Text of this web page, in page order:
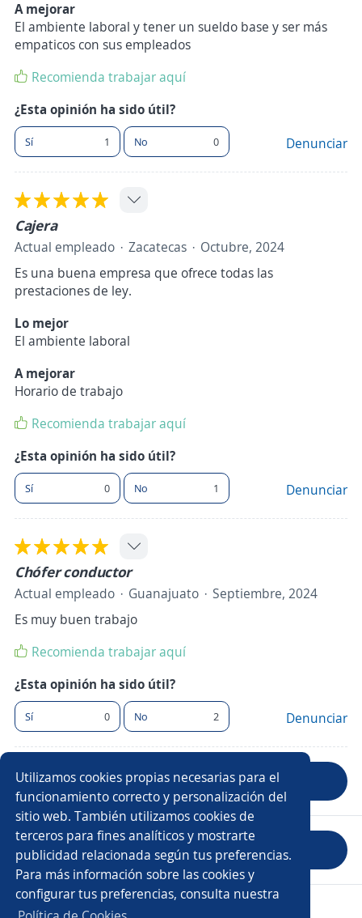
Utilizamos cookies propias necesarias para el
funcionamiento correcto y personalización del
sitio web. También utilizamos cookies de
terceros para fines analíticos y mostrarte
publicidad relacionada según tus preferencias.
Para más información sobre las cookies y
configurar tus preferencias, consulta nuestra
A mejorar
El ambiente laboral y tener un sueldo base y ser más
empaticos con sus empleados
Recomienda trabajar aquí
¿Esta opinión ha sido útil?
Sí 1 No 0 Denunciar
Cajera
Actual empleado Zacatecas
Octubre, 2024
Es una buena empresa que ofrece todas las
prestaciones de ley.
Lo mejor
El ambiente laboral
A mejorar
Horario de trabajo
Recomienda trabajar aquí
¿Esta opinión ha sido útil?
Sí 0 No 1 Denunciar
Chófer conductor
Actual empleado Guanajuato
Septiembre, 2024
Es muy buen trabajo
Recomienda trabajar aquí
¿Esta opinión ha sido útil?
Sí 0 No 2 Denunciar
Anterior Siguiente
Evaluar empresa
Copyright 2014 - 2026 DGNET LTD.